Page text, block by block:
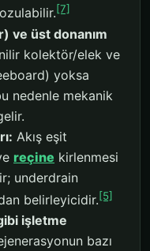
[7]
ve üst donanım
kolektör/elek ve
yoksa
nedenle mekanik
Akış eşit
reçine kirlenmesi
underdrain
belirleyicidir.[5]
işletme
bazı